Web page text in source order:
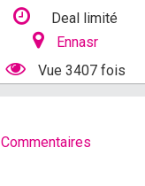
Deal limité
Ennasr
Vue 3407 fois
Commentaires